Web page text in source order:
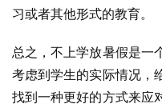
习或者其他形式的教育。
总之，不上学放暑假是一
考虑到学生的实际情况，
找到一种更好的方式来应